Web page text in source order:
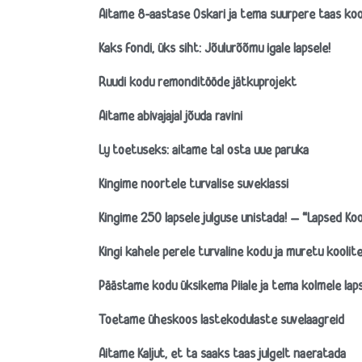
Aitame 8-aastase Oskari ja tema suurpere taas
Kaks fondi, üks siht: Jõulurõõmu igale lapsele!
Ruudi kodu remonditööde jätkuprojekt
Aitame abivajajal jõuda ravini
Ly toetuseks: aitame tal osta uue paruka
Kingime noortele turvalise suveklassi
Kingime 250 lapsele julguse unistada! – “Lapsed
Kingi kahele perele turvaline kodu ja muretu
Päästame kodu üksikema Piiale ja tema kolmele
Toetame üheskoos lastekodulaste suvelaagreid
Aitame Kaljut, et ta saaks taas julgelt naeratada